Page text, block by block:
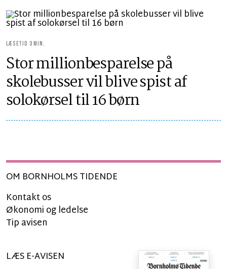
LÆSETID 3 MIN.
Stor millionbesparelse på
skolebusser vil blive spist af
solokørsel til 16 børn
OM BORNHOLMS TIDENDE
Kontakt os
Økonomi og ledelse
Tip avisen
LÆS E-AVISEN